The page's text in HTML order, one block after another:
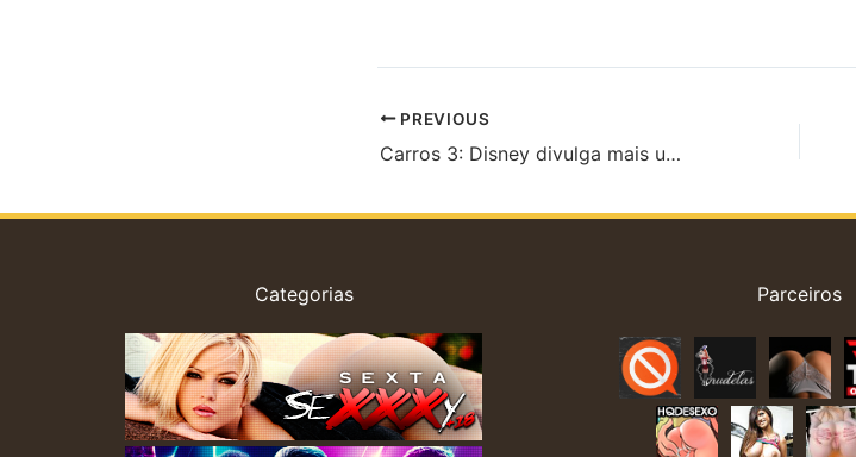
PREVIOUS
Carros 3: Disney divulga mais um trailer da sequência
Categorias Parceiros